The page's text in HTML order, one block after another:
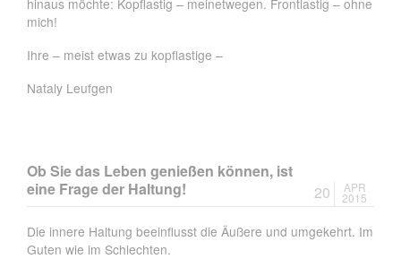
hinaus möchte: Kopflastig – meinetwegen. Frontlastig – ohne
mich!
Ihre – meist etwas zu kopflastige –
Nataly Leufgen
Ob Sie das Leben genießen können, ist
eine Frage der Haltung!
20 APR
2015
Die innere Haltung beeinflusst die Äußere und umgekehrt. Im
Guten wie im Schlechten.